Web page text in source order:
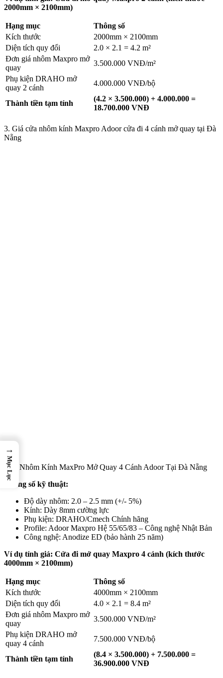
2000mm × 2100mm)
Hạng mục
Thông số
Kích thước
2000mm × 2100mm
Diện tích quy đổi
2.0 × 2.1 = 4.2 m²
Đơn giá nhôm Maxpro mở
quay
3.500.000 VNĐ/m²
Phụ kiện DRAHO mở
quay 2 cánh
4.000.000 VNĐ/bộ
Thành tiền tạm tính
(4.2 × 3.500.000) + 4.000.000 =
18.700.000 VNĐ
3. Giá cửa nhôm kính Maxpro Adoor cửa đi 4 cánh mở quay tại Đà
Nẵng
Cửa Nhôm Kính MaxPro Mở Quay 4 Cánh Adoor Tại Đà Nẵng
Thông số kỹ thuật:
Độ dày nhôm: 2.0 – 2.5 mm (+/- 5%)
Kính: Dày 8mm cường lực
Phụ kiện: DRAHO/Cmech Chính hãng
Profile: Adoor Maxpro Hệ 55/65/83 – Công nghệ Nhật Bản
Công nghệ: Anodize ED (bảo hành 25 năm)
Ví dụ tính giá: Cửa đi mở quay Maxpro 4 cánh (kích thước
4000mm × 2100mm)
Hạng mục
Thông số
Kích thước
4000mm × 2100mm
Diện tích quy đổi
4.0 × 2.1 = 8.4 m²
Đơn giá nhôm Maxpro mở
quay
3.500.000 VNĐ/m²
Phụ kiện DRAHO mở
quay 4 cánh
7.500.000 VNĐ/bộ
Thành tiền tạm tính
(8.4 × 3.500.000) + 7.500.000 =
36.900.000 VNĐ
→
Mục Lục